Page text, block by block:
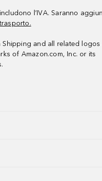
l’IVA. Saranno
Shipping and all related logos
of Amazon.com, Inc. or its